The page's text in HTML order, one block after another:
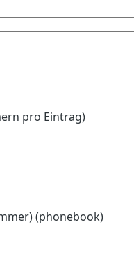
pro Eintrag)
(phonebook)